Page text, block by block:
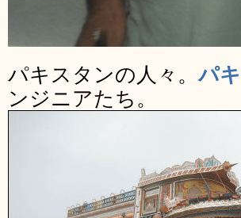
パキスタンの人々。パ
ンジニアたち。